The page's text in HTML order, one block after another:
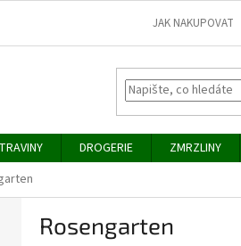
JAK NAKUPOVAT
DROGERIE ZMRZLINY
Rosengarten